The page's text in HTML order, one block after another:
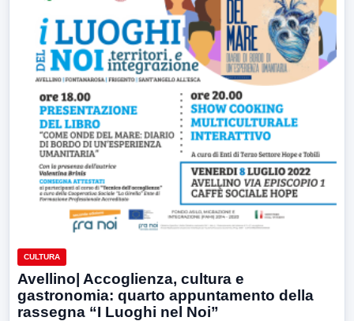
CULTURA
Avellino| Accoglienza, cultura e
gastronomia: quarto appuntamento della
rassegna “I Luoghi nel Noi”